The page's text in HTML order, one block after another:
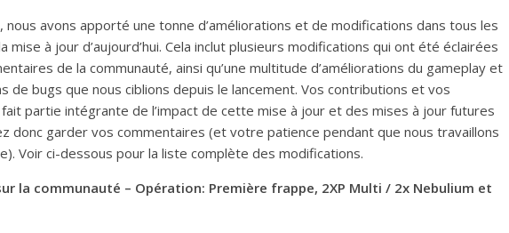
nous avons apporté une tonne d’améliorations et de modifications dans tous les
mise à jour d’aujourd’hui. Cela inclut plusieurs modifications qui ont été éclairées
de la communauté, ainsi qu’une multitude d’améliorations du gameplay et
de bugs que nous ciblions depuis le lancement. Vos contributions et vos
partie intégrante de l’impact de cette mise à jour et des mises à jour futures
donc garder vos commentaires (et votre patience pendant que nous travaillons
Voir ci-dessous pour la liste complète des modifications.
la communauté – Opération: Première frappe, 2XP Multi / 2x Nebulium et